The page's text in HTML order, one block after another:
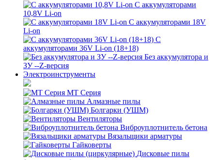
С аккумуляторами
10,8V Li-on
С аккумуляторами 18V
Li-on
С
аккумуляторами 36V Li-on (18+18)
Без аккумулятора и
ЗУ --Z-версия
Электроинструменты
MT Серия
Алмазные пилы
Болгарки (УШМ)
Вентиляторы
Виброуплотнитель бетона
Вязальщики арматуры
Гайковерты
Дисковые пилы